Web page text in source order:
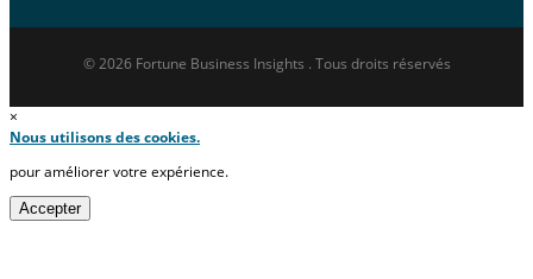
© 2026 Fortune Business Insights . Tous droits réservés
×
Nous utilisons des cookies.
pour améliorer votre expérience.
Accepter